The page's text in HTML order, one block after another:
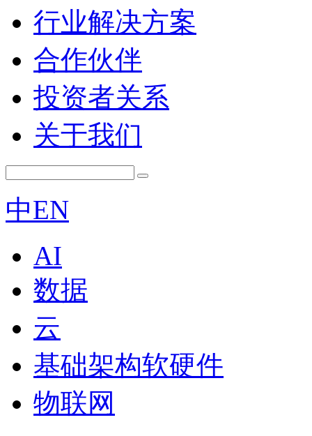
行业解决方案
合作伙伴
投资者关系
关于我们
中EN
AI
数据
云
基础架构软硬件
物联网